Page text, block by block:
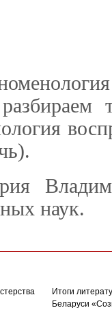
наук.
Итоги
Беларуси